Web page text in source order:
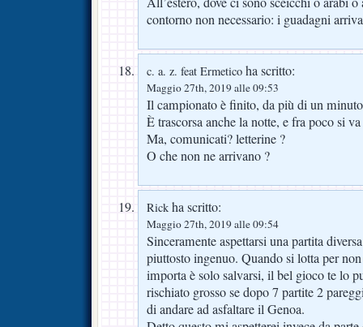
contorno non necessario: i guadagni
c. a. z. feat Ermetico ha scritto:
Maggio 27th, 2019 alle 09:53
Il campionato è finito, da più di un
È trascorsa anche la notte, e fra poco si
Ma, comunicati? letterine ?
O che non ne arrivano ?
Rick ha scritto:
Maggio 27th, 2019 alle 09:54
Sinceramente aspettarsi una partita
piuttosto ingenuo. Quando si lotta per
importa è solo salvarsi, il bel gioco te lo
rischiato grosso se dopo 7 partite 2
di andare ad asfaltare il Genoa.